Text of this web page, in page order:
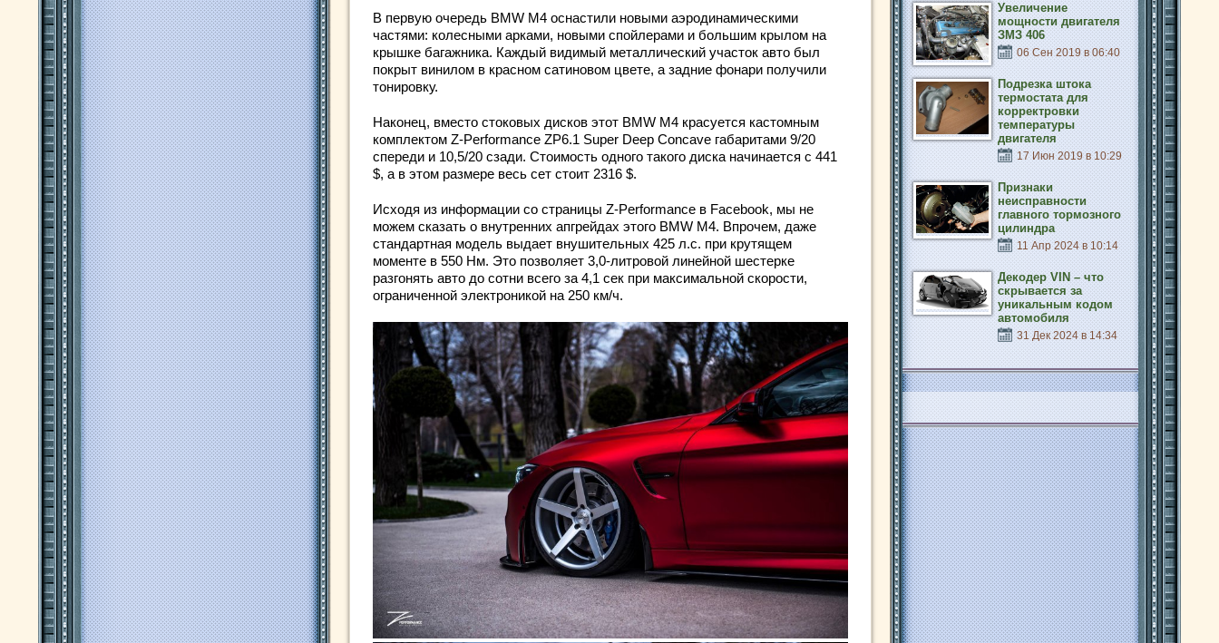
В первую очередь BMW M4 оснастили новыми аэродинамическими
частями: колесными арками, новыми спойлерами и большим крылом на
крышке багажника. Каждый видимый металлический участок авто был
покрыт винилом в красном сатиновом цвете, а задние фонари получили
тонировку.
Наконец, вместо стоковых дисков этот BMW M4 красуется кастомным
комплектом Z-Performance ZP6.1 Super Deep Concave габаритами 9/20
спереди и 10,5/20 сзади. Стоимость одного такого диска начинается с 441
$, а в этом размере весь сет стоит 2316 $.
Исходя из информации со страницы Z-Performance в Facebook, мы не
можем сказать о внутренних апгрейдах этого BMW M4. Впрочем, даже
стандартная модель выдает внушительных 425 л.с. при крутящем
моменте в 550 Нм. Это позволяет 3,0-литровой линейной шестерке
разгонять авто до сотни всего за 4,1 сек при максимальной скорости,
ограниченной электроникой на 250 км/ч.
Увеличение
мощности двигателя
ЗМЗ 406
06 Сен 2019 в 06:40
Подрезка штока
термостата для
корректровки
температуры
двигателя
17 Июн 2019 в 10:29
Признаки
неисправности
главного тормозного
цилиндра
11 Апр 2024 в 10:14
Декодер VIN – что
скрывается за
уникальным кодом
автомобиля
31 Дек 2024 в 14:34